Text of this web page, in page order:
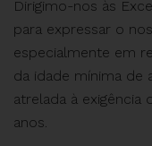
Dirigimo-nos às
para expressar o
especialmente em
da idade mínima de
atrelada à
anos.